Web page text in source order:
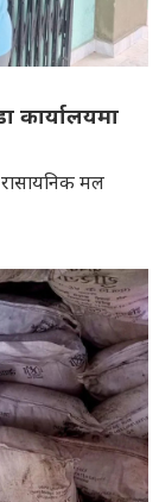
कार्यालयमा
रासायनिक मल